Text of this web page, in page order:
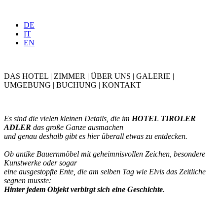
DE
IT
EN
DAS HOTEL | ZIMMER | ÜBER UNS | GALERIE |
UMGEBUNG | BUCHUNG | KONTAKT
Es sind die vielen kleinen Details, die im HOTEL TIROLER
ADLER das große Ganze ausmachen
und genau deshalb gibt es hier überall etwas zu entdecken.
Ob antike Bauernmöbel mit geheimnisvollen Zeichen, besondere
Kunstwerke oder sogar
eine ausgestopfte Ente, die am selben Tag wie Elvis das Zeitliche
segnen musste:
Hinter jedem Objekt verbirgt sich eine Geschichte.